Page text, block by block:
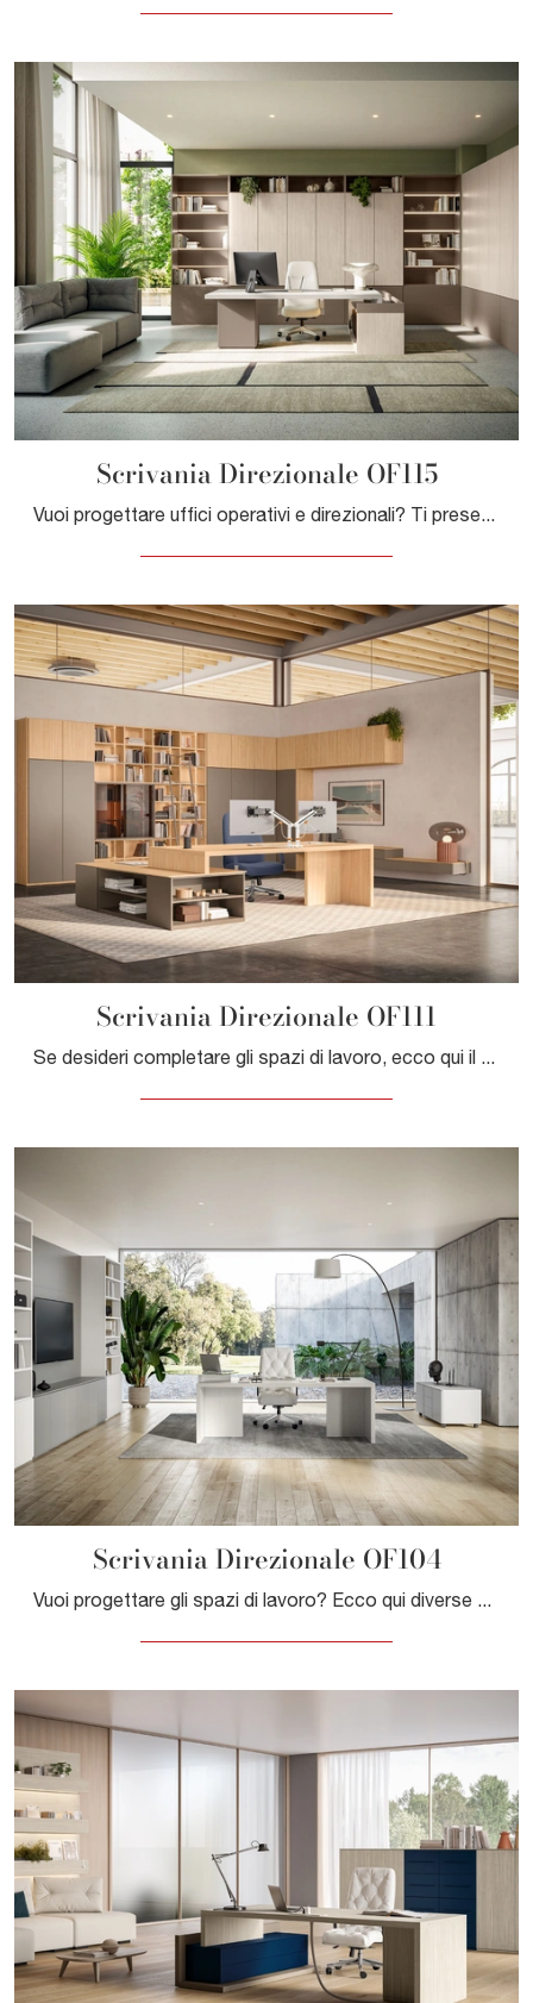
Scrivania Direzionale OF115
Scrivania Direzionale OF111
Scrivania Direzionale OF104